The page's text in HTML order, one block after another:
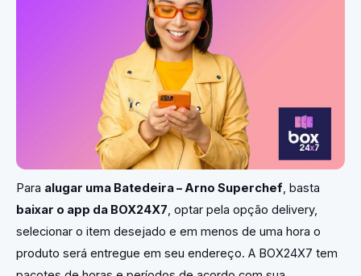
Para alugar uma Batedeira – Arno Superchef , basta
baixar o app da BOX24X7 , optar pela opção delivery,
selecionar o item desejado e em menos de uma hora o
produto será entregue em seu endereço. A BOX24X7 tem